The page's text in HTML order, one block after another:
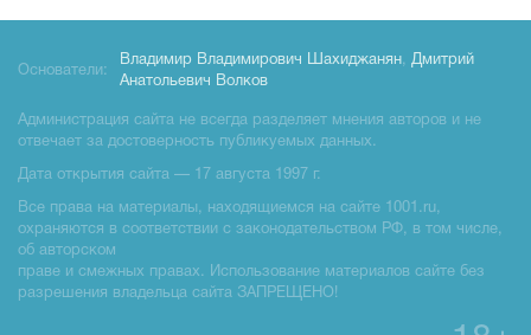
Основатели:
Владимир Владимирович Шахиджанян, Дмитрий
Анатольевич Волков
Администрация сайта не всегда разделяет мнения авторов и не
отвечает за достоверность публикуемых данных.
Дата открытия сайта — 17 августа 1997 г.
Все права на материалы, находящиемся на сайте 1001.ru,
охраняются в соответствии с законодательством РФ, в том числе,
об авторском
праве и смежных правах. Использование материалов сайте без
разрешения владельца сайта ЗАПРЕЩЕНО!